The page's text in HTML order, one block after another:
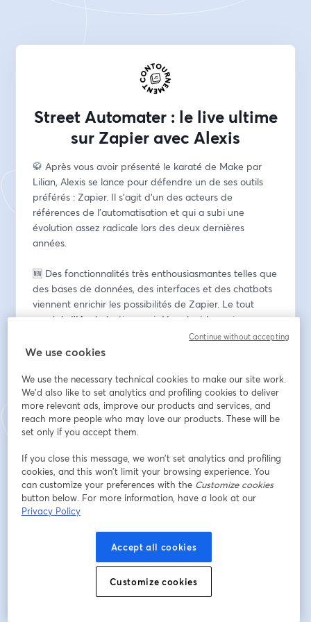
Street Automater : le live ultime
sur Zapier avec Alexis
🥋 Après vous avoir présenté le karaté de Make par
Lilian, Alexis se lance pour défendre un de ses outils
préférés : Zapier. Il s'agit d'un des acteurs de
références de l'automatisation et qui a subi une
évolution assez radicale lors des deux dernières
années.
🆕 Des fonctionnalités très enthousiasmantes telles que
des bases de données, des interfaces et des chatbots
viennent enrichir les possibilités de Zapier. Le tout
enrobé d'IA génératives qui décuplent les puissances
de l'outil. Une arme de choix pour se lancer dans
l'aréne de Street Automater !
🗓 Au programme :
- Intro
- Présentation rapide des nouvelles fonctionnalités
- Démo du kung fu de Zapier
- Le grand challenge du quizz de Zapier
-  Questions/réponses et uppercuts
Dirección de correo electrónico*
We use cookies
We use the necessary technical cookies to make our site work.
We'd also like to set analytics and profiling cookies to deliver
more relevant ads, improve our products and services, and
reach more people who may love our products. These will be
set only if you accept them.
If you close this message, we won’t set analytics and profiling
cookies, and this won’t limit your browsing experience. You
can customize your preferences with the Customize cookies
button below. For more information, have a look at our
Privacy Policy
Accept all cookies
Customize cookies
Continue without accepting